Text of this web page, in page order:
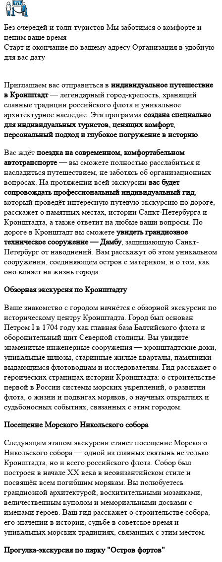
Без очередей и толп туристов Мы заботимся о комфорте и
ценим ваше время
Старт и окончание по вашему адресу Организация в удобную
для вас дату
Приглашаем вас отправиться в индивидуальное путешествие
в Кронштадт— легендарный город-крепость, хранящий
славные традиции российского флота и уникальное
архитектурное наследие. Эта программа создана специально
для индивидуальных туристов, ценящих комфорт,
персональный подход и глубокое погружение в историю.
Вас ждёт поездка на современном, комфортабельном
автотранспорте— вы сможете полностью расслабиться и
насладиться путешествием, не заботясь об организационных
вопросах. На протяжении всей экскурсии вас будет
сопровождать профессиональный индивидуальный гид,
который проведёт интересную путевую экскурсию по дороге,
расскажет о памятных местах, истории Санкт-Петербурга и
Кронштадта, а также ответит на любые ваши вопросы. По
дороге в Кронштадт вы сможете увидеть грандиозное
техническое сооружение — Дамбу, защищающую Санкт-
Петербург от наводнений. Вам расскажут об этом уникальном
сооружении, соединяющем остров с материком, и о том, как
оно влияет на жизнь города.
Обзорная экскурсия по Кронштадту
Ваше знакомство с городом начнётся с обзорной экскурсии по
историческому центру Кронштадта. Город был основан
Петром I в 1704 году как главная база Балтийского флота и
оборонительный щит Северной столицы. Вы увидите
знаменитые инженерные сооружения — кронштадтские доки,
уникальные шлюзы, старинные жилые кварталы, памятники
выдающимся флотоводцам и исследователям. Гид расскажет о
героических страницах истории Кронштадта: о строительстве
первой в России системы морских укреплений, о развитии
флота, о жизни и подвигах моряков, о научных открытиях и
судьбоносных событиях, связанных с этим городом.
Посещение Морского Никольского собора
Следующим этапом экскурсии станет посещение Морского
Никольского собора — одной из главных святынь не только
Кронштадта, но и всего российского флота. Собор был
построен в начале XX века в неовизантийском стиле и
посвящён всем погибшим морякам. Вы полюбуетесь
грандиозной архитектурой, восхитительными мозаиками,
величественным куполом и мемориальными досками с
именами героев. Ваш гид расскажет о строительстве собора,
его значении в истории, судьбе в советское время и
уникальных морских традициях, связанных с этим местом.
Прогулка-экскурсия по парку "Остров фортов"